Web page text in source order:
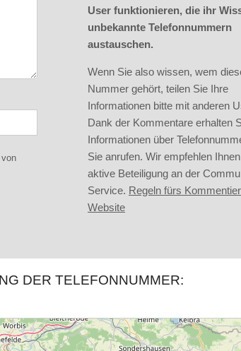
User funktionieren, die ihr
unbekannte Telefonnummern
austauschen.
Wenn Sie also wissen, wem
Nummer gehört, teilen Sie Ihre
Informationen bitte mit anderen
Dank der Kommentare erhalten
Informationen über
Sie anrufen. Wir empfehlen
aktive Beteiligung an der
Service. Regeln fürs
Website
DER TELEFONNUMMER: